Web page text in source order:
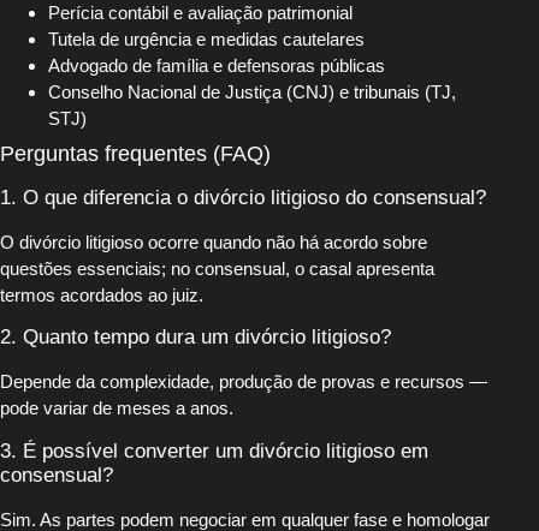
Perícia contábil e avaliação patrimonial
Tutela de urgência e medidas cautelares
Advogado de família e defensoras públicas
Conselho Nacional de Justiça (CNJ) e tribunais (TJ,
STJ)
Perguntas frequentes (FAQ)
1. O que diferencia o divórcio litigioso do consensual?
O divórcio litigioso ocorre quando não há acordo sobre
questões essenciais; no consensual, o casal apresenta
termos acordados ao juiz.
2. Quanto tempo dura um divórcio litigioso?
Depende da complexidade, produção de provas e recursos —
pode variar de meses a anos.
3. É possível converter um divórcio litigioso em
consensual?
Sim. As partes podem negociar em qualquer fase e homologar